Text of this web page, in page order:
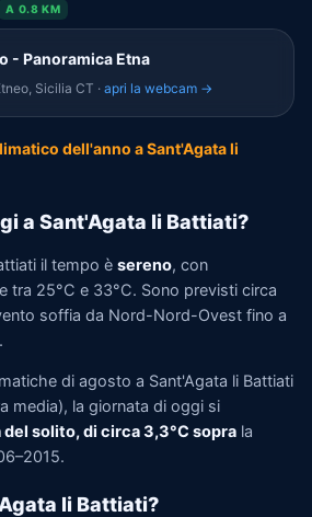
A 0.8 KM
- Panoramica Etna
Sicilia CT · apri la webcam →
dell'anno a Sant'Agata li
a Sant'Agata li Battiati?
il tempo è sereno, con
tra 25°C e 33°C. Sono previsti circa
soffia da Nord-Nord-Ovest fino a
di agosto a Sant'Agata li Battiati
media), la giornata di oggi si
del solito, di circa 3,3°C sopra la
li Battiati?